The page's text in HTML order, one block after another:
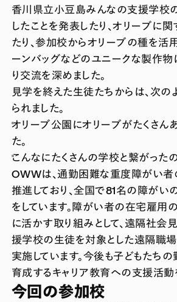
香川県立小豆島みんなの支援学校
したことを発表したり、オリーブに
たり、参加校からオリーブの種を活
ーンバッグなどのユニークな製作
り交流を深めました。
見学を終えた生徒たちからは、次の
られました。
オリーブ公園にオリーブがたくさん
た。
こんなにたくさんの学校と繋がった
OWWは、通勤困難な重度障がい
推進しており、全国で81名の障がい
をしています。障がい者の在宅雇用
に活かす取り組みとして、遠隔社会
援学校の生徒を対象とした遠隔職
実施しています。今後も子どもたち
育成するキャリア教育への支援活動
今回の参加校